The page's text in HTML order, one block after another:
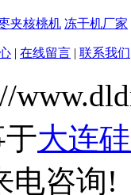
夹核桃机 冻干机厂家
| 在线留言 | 联系我们
大连
电咨询!